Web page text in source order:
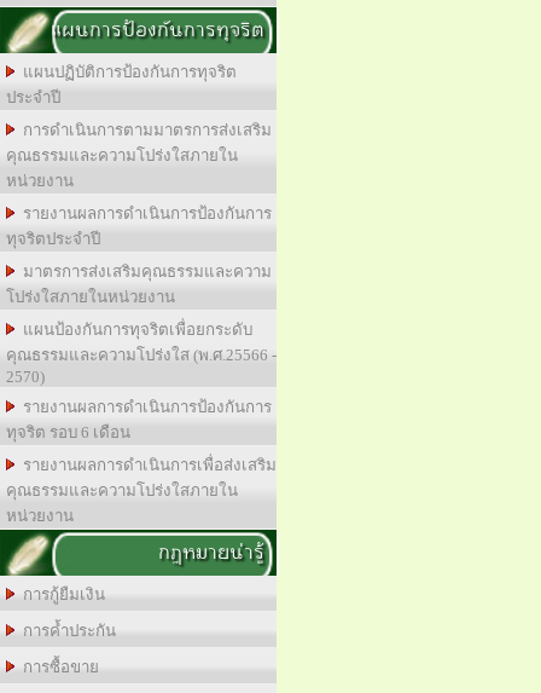
แผนการป้องกันการทุจริต
แผนปฏิบัติการป้องกันการทุจริต
ประจำปี
การดำเนินการตามมาตรการส่งเสริม
คุณธรรมและความโปร่งใสภายใน
หน่วยงาน
รายงานผลการดำเนินการป้องกันการ
ทุจริตประจำปี
มาตรการส่งเสริมคุณธรรมและความ
โปร่งใสภายในหน่วยงาน
แผนป้องกันการทุจริตเพื่อยกระดับ
คุณธรรมและความโปร่งใส (พ.ศ.25566 -
2570)
รายงานผลการดำเนินการป้องกันการ
ทุจริต รอบ 6 เดือน
รายงานผลการดำเนินการเพื่อส่งเสริม
คุณธรรมและความโปร่งใสภายใน
หน่วยงาน
กฎหมายน่ารู้
การกู้ยืมเงิน
การค้ำประกัน
การซื้อขาย